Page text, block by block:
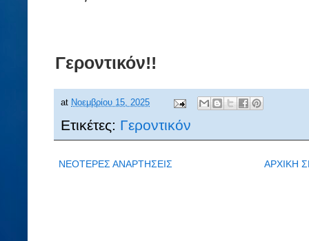
Γεροντικόν!!
at Νοεμβρίου 15, 2025
Ετικέτες: Γεροντικόν
ΝΕΟΤΕΡΕΣ ΑΝΑΡΤΗΣΕΙΣ ΑΡΧΙΚΗ